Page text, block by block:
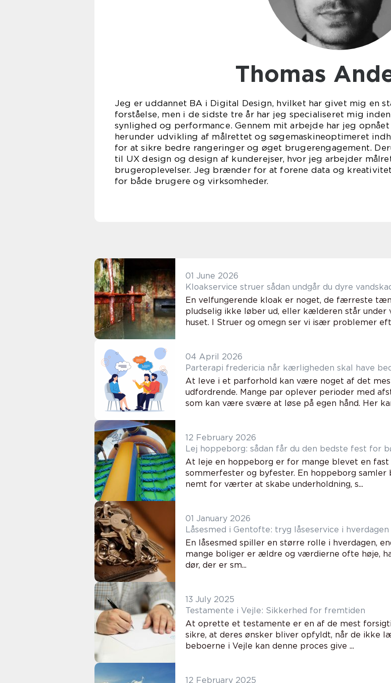
Thomas
Jeg er uddannet BA i Digital Design, hvilket har givet mig en
forståelse, men i de sidste tre år har jeg specialiseret mig
synlighed og performance. Gennem mit arbejde har jeg
herunder udvikling af målrettet og søgemaskineoptimeret
for at sikre bedre rangeringer og øget brugerengagement.
til UX design og design af kunderejser, hvor jeg arbejder
brugeroplevelser. Jeg brænder for at forene data og
for både brugere og virksomheder.
01 June 2026
Kloakservice struer sådan undgår du dyre
En velfungerende kloak er noget, de færreste
pludselig ikke løber ud, eller kælderen står
huset. I Struer og omegn ser vi især problemer
04 April 2026
Parterapi fredericia når kærligheden skal
At leve i et parforhold kan være noget af det
udfordrende. Mange par oplever perioder med
som kan være svære at løse på egen hånd. Her
12 February 2026
Lej hoppeborg: sådan får du den bedste fest for
At leje en hoppeborg er for mange blevet en fast
sommerfester og byfester. En hoppeborg
nemt for værter at skabe underholdning, s...
01 January 2026
Låsesmed i Gentofte: tryg låseservice i
En låsesmed spiller en større rolle i hverdagen,
mange boliger er ældre og værdierne ofte høje,
dør, der er sm...
13 July 2025
Testamente i Vejle: Sikkerhed for fremtiden
At oprette et testamente er en af de mest
sikre, at deres ønsker bliver opfyldt, når de ikke
beboerne i Vejle kan denne proces give ...
12 February 2025